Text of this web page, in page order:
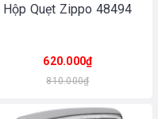
Hộp Quẹt Zippo 48494
620.000₫
810.000₫